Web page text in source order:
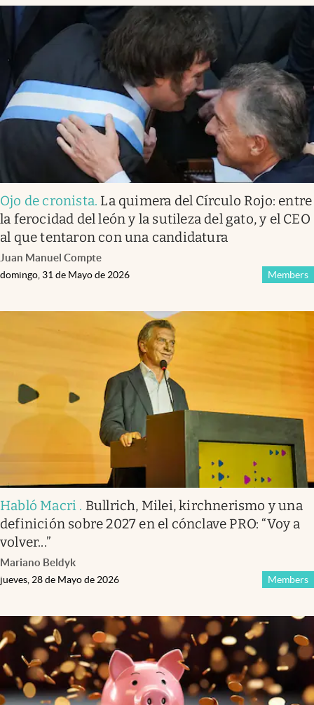
Ojo de cronista. La quimera del Círculo Rojo: entre
la ferocidad del león y la sutileza del gato, y el CEO
al que tentaron con una candidatura
Juan Manuel Compte
Members
domingo, 31 de Mayo de 2026
Habló Macri . Bullrich, Milei, kirchnerismo y una
definición sobre 2027 en el cónclave PRO: “Voy a
volver...”
Mariano Beldyk
Members
jueves, 28 de Mayo de 2026